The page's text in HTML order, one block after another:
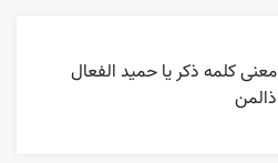
معنی کلمه ذکر یا حمید الفعال
ذالمن